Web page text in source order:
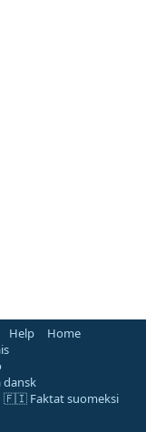
Help
Home
🇫🇮 Faktat suomeksi